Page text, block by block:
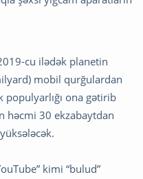
cu ilədək planetin
mobil qurğulardan
populyarlığı ona gətirib
həcmi 30 ekzabaytdan
kimi “bulud”